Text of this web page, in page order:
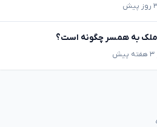
پیش
ملک به همسر چگونه است؟
۳ هفته پیش